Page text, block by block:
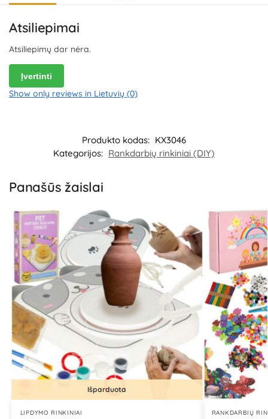
Atsiliepimai
Atsiliepimų dar nėra.
Įvertinti
Show only reviews in Lietuvių (0)
Produkto kodas: KX3046
Kategorijos: Rankdarbių rinkiniai (DIY)
Panašūs žaislai
Išparduota
LIPDYMO RINKINIAI RANKDARBIŲ